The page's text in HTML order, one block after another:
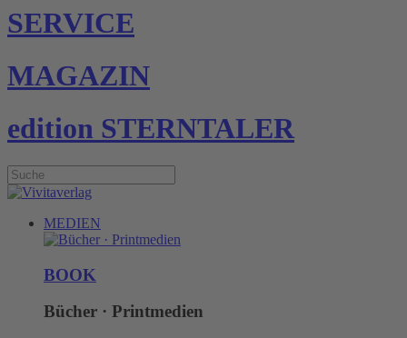
SERVICE
MAGAZIN
edition STERNTALER
MEDIEN
BOOK
Bücher · Printmedien